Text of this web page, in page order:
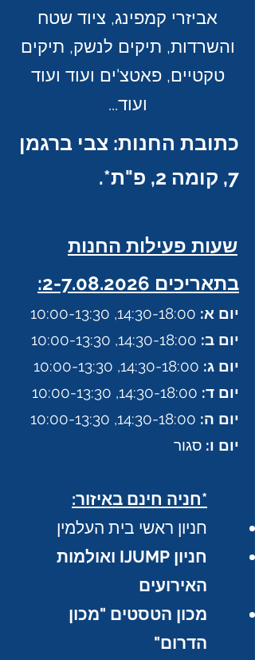
אביזרי קמפינג, ציוד שטח
והשרדות, תיקים לנשק, תיקים
טקטיים, פאטצ'ים ועוד ועוד
ועוד...
כתובת החנות: צבי ברגמן
7, קומה 2, פ"ת*.
​שעות פעילות החנות
בתאריכים 2-7.08.2026
:
יום א: 14:30-18:00, 10:00-13:30
יום ב: 14:30-18:00, 10:00-13:30
יום ג: 14:30-18:00, 10:00-13:30
יום ד: 14:30-18:00, 10:00-13:30
יום ה:
יום ו: סגור
*חניה חינם באיזור:
חניון ראשי בית העלמין
חניון IJUMP ואולמות
האירועים
מכון הטסטים "מכון
הדרום"